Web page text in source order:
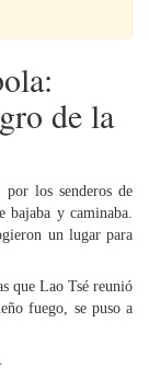
de la
los senderos de
bajaba y caminaba.
un lugar para
que Lao Tsé reunió
fuego, se puso a